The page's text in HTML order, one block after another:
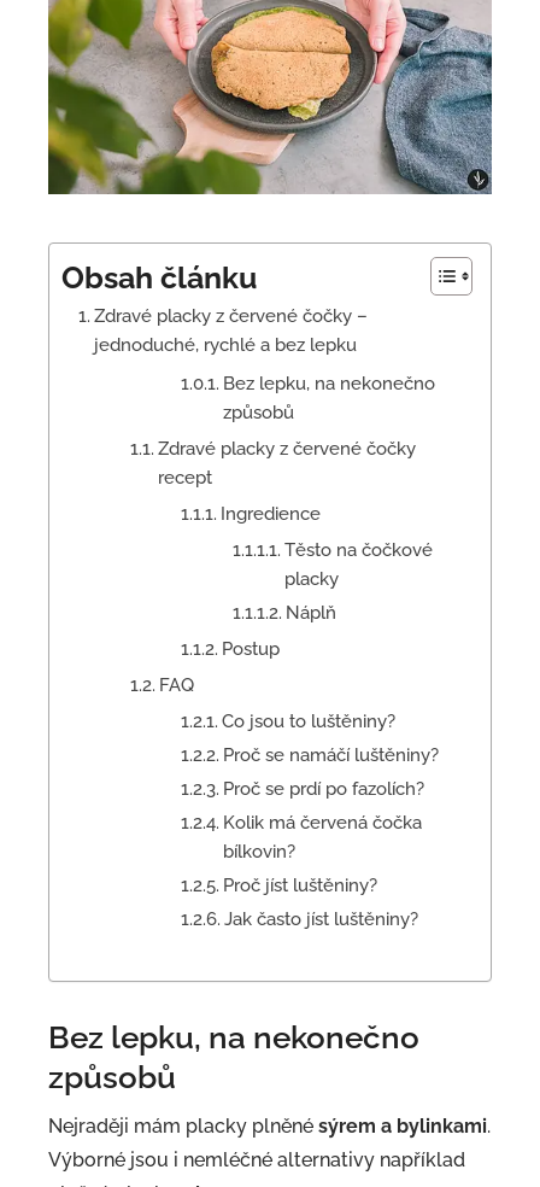
Obsah článku
Zdravé placky z červené čočky –
jednoduché, rychlé a bez lepku
Bez lepku, na nekonečno
způsobů
Zdravé placky z červené čočky
recept
Ingredience
Těsto na čočkové
placky
Náplň
Postup
FAQ
Co jsou to luštěniny?
Proč se namáčí luštěniny?
Proč se prdí po fazolích?
Kolik má červená čočka
bílkovin?
Proč jíst luštěniny?
Jak často jíst luštěniny?
Bez lepku, na nekonečno
způsobů
Nejraději mám placky plněné sýrem a bylinkami.
Výborné jsou i nemléčné alternativy například